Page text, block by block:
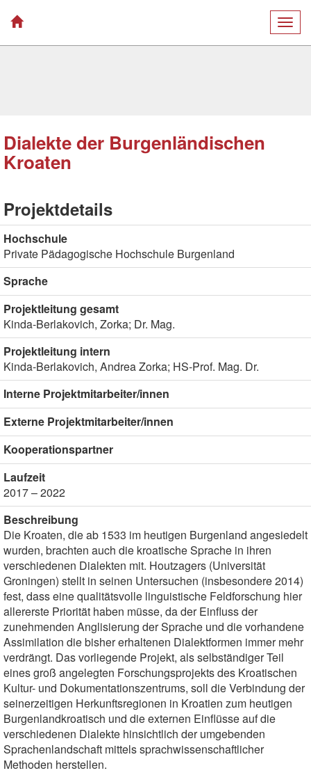
Dialekte der Burgenländischen
Kroaten
Projektdetails
Hochschule
Private Pädagogische Hochschule Burgenland
Sprache
Projektleitung gesamt
Kinda-Berlakovich, Zorka; Dr. Mag.
Projektleitung intern
Kinda-Berlakovich, Andrea Zorka; HS-Prof. Mag. Dr.
Interne Projektmitarbeiter/innen
Externe Projektmitarbeiter/innen
Kooperationspartner
Laufzeit
2017 – 2022
Beschreibung
Die Kroaten, die ab 1533 im heutigen Burgenland angesiedelt
wurden, brachten auch die kroatische Sprache in ihren
verschiedenen Dialekten mit. Houtzagers (Universität
Groningen) stellt in seinen Untersuchen (insbesondere 2014)
fest, dass eine qualitätsvolle linguistische Feldforschung hier
allererste Priorität haben müsse, da der Einfluss der
zunehmenden Anglisierung der Sprache und die vorhandene
Assimilation die bisher erhaltenen Dialektformen immer mehr
verdrängt. Das vorliegende Projekt, als selbständiger Teil
eines groß angelegten Forschungsprojekts des Kroatischen
Kultur- und Dokumentationszentrums, soll die Verbindung der
seinerzeitigen Herkunftsregionen in Kroatien zum heutigen
Burgenlandkroatisch und die externen Einflüsse auf die
verschiedenen Dialekte hinsichtlich der umgebenden
Sprachenlandschaft mittels sprachwissenschaftlicher
Methoden herstellen.